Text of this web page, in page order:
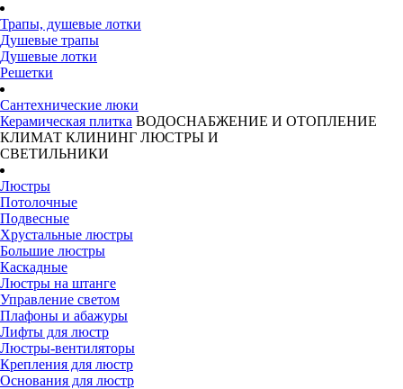
Трапы, душевые лотки
Душевые трапы
Душевые лотки
Решетки
Сантехнические люки
Керамическая плитка ВОДОСНАБЖЕНИЕ И ОТОПЛЕНИЕ
КЛИМАТ КЛИНИНГ ЛЮСТРЫ И
СВЕТИЛЬНИКИ
Люстры
Потолочные
Подвесные
Хрустальные люстры
Большие люстры
Каскадные
Люстры на штанге
Управление светом
Плафоны и абажуры
Лифты для люстр
Люстры-вентиляторы
Крепления для люстр
Основания для люстр